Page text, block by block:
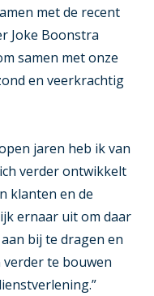
met de recent
Joke Boonstra
samen met onze
en veerkrachtig
jaren heb ik van
verder ontwikkelt
klanten en de
ernaar uit om daar
bij te dragen en
verder te bouwen